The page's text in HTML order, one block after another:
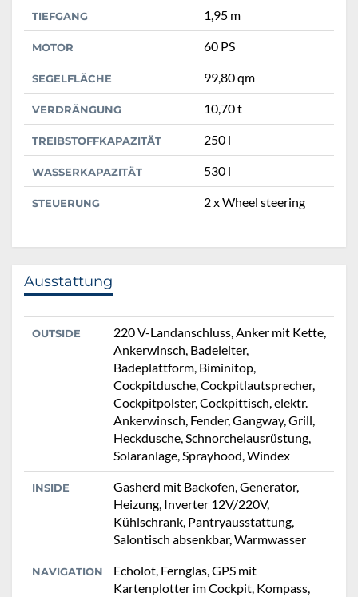
TIEFGANG 1,95 m
MOTOR 60 PS
SEGELFLÄCHE 99,80 qm
VERDRÄNGUNG 10,70 t
TREIBSTOFFKAPAZITÄT 250 l
WASSERKAPAZITÄT 530 l
STEUERUNG 2 x Wheel steering
Ausstattung
OUTSIDE
220 V-Landanschluss, Anker mit Kette,
Ankerwinsch, Badeleiter,
Badeplattform, Biminitop,
Cockpitdusche, Cockpitlautsprecher,
Cockpitpolster, Cockpittisch, elektr.
Ankerwinsch, Fender, Gangway, Grill,
Heckdusche, Schnorchelausrüstung,
Solaranlage, Sprayhood, Windex
INSIDE
Gasherd mit Backofen, Generator,
Heizung, Inverter 12V/220V,
Kühlschrank, Pantryausstattung,
Salontisch absenkbar, Warmwasser
NAVIGATION
Echolot, Fernglas, GPS mit
Kartenplotter im Cockpit, Kompass,